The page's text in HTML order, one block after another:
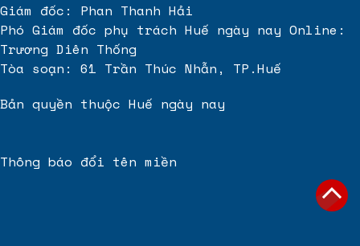
Giám đốc: Phan Thanh Hải
Phó Giám đốc phụ trách Huế ngày nay Online:
Trương Diên Thống
Tòa soạn: 61 Trần Thúc Nhẫn, TP.Huế
Bản quyền thuộc Huế ngày nay
Thông báo đổi tên miền